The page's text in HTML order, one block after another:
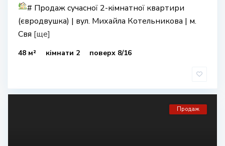
# Продаж сучасної 2-кімнатної квартири
(євродвушка) | вул. Михайла Котельникова | м.
Свя [ще]
48 м² кімнати 2 поверх 8/16
Продаж